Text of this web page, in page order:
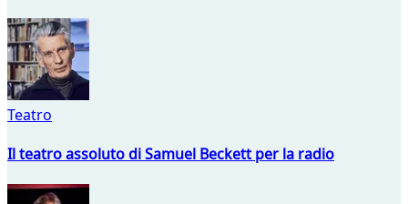
Teatro
Il teatro assoluto di Samuel Beckett per la radio